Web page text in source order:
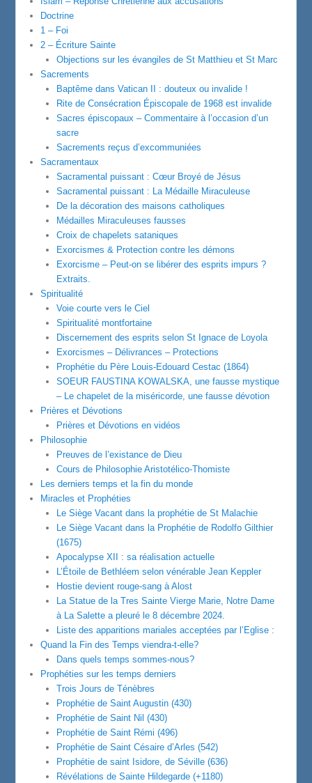
Doctrine
1 – Foi
2 – Écriture Sainte
Objections sur les évangiles de St Matthieu et St Marc
Sacrements
Baptême dans Vatican II : douteux ou invalide !
Rite de Consécration Épiscopale de 1968 est invalide
Sacres épiscopaux – Commentaire à l’occasion d’un
sacre
Sacrements reçus d’excommuniées
Sacramentaux
Sacramental puissant : Cœur Broyé de Jésus
Sacramental puissant : La Médaille Miraculeuse
De la décoration des maisons catholiques
Médailles Miraculeuses fausses
Croix de chapelets sataniques
Exorcismes & Protection contre les démons
Exorcisme – Peut-on se libérer des esprits impurs ?
Extraits.
Spiritualité
Voie courte vers le Ciel
Spiritualité montfortaine
Discernement des esprits selon St Ignace de Loyola
Exorcismes – Délivrances – Protections
Prophétie du Père Louis-Edouard Cestac (1864)
SOEUR FAUSTINA KOWALSKA, une fausse mystique
– Le chapelet de la miséricorde, une fausse dévotion
Prières et Dévotions
Prières et Dévotions en vidéos
Philosophie
Preuves de l’existance de Dieu
Cours de Philosophie Aristotélico-Thomiste
Les derniers temps et la fin du monde
Miracles et Prophéties
Le Siège Vacant dans la prophétie de St Malachie
Le Siège Vacant dans la Prophétie de Rodolfo Gilthier
(1675)
Apocalypse XII : sa réalisation actuelle
L’Étoile de Bethléem selon vénérable Jean Keppler
Hostie devient rouge-sang à Alost
La Statue de la Tres Sainte Vierge Marie, Notre Dame
à La Salette a pleuré le 8 décembre 2024.
Liste des apparitions mariales acceptées par l’Eglise :
Quand la Fin des Temps viendra-t-elle?
Dans quels temps sommes-nous?
Prophéties sur les temps derniers
Trois Jours de Ténèbres
Prophétie de Saint Augustin (430)
Prophétie de Saint Nil (430)
Prophétie de Saint Rémi (496)
Prophétie de Saint Césaire d’Arles (542)
Prophétie de saint Isidore, de Séville (636)
Révélations de Sainte Hildegarde (+1180)